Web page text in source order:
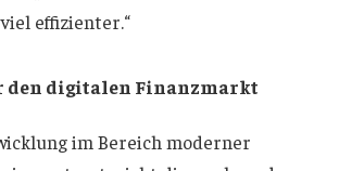
effizienter.“
den digitalen Finanzmarkt
im Bereich moderner